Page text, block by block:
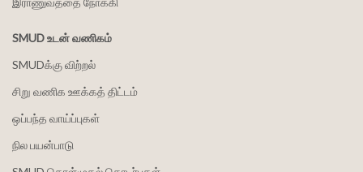
SMUD உடன் வணிகம்
SMUDக்கு விற்றல்
சிறு வணிக ஊக்கத் திட்டம்
ஒப்பந்த வாய்ப்புகள்
நில பயன்பாடு